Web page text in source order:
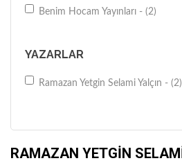
Benim Hocam Yayınları - (2)
YAZARLAR
Ramazan Yetgin Selami Yalçın - (2)
RAMAZAN YETGIN